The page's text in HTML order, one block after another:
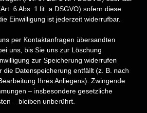
6 Abs. 1 lit. a DSGVO) sofern diese
Einwilligung ist jederzeit widerrufbar.
per Kontaktanfragen übersandten
uns, bis Sie uns zur Löschung
zur Speicherung widerrufen
die Datenspeicherung entfällt (z. B. nach
Ihres Anliegens). Zwingende
– insbesondere gesetzliche
– bleiben unberührt.